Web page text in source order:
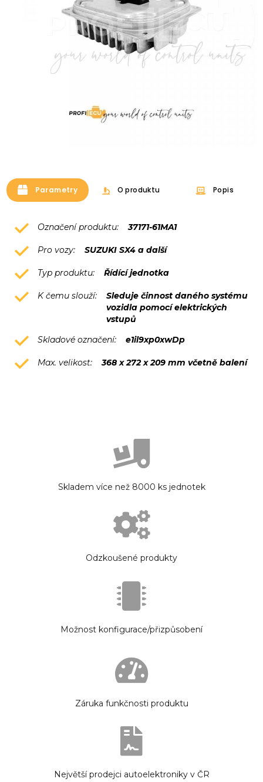
Parametry O produktu Popis
Označení produktu: 37171-61MA1
Pro vozy: SUZUKI SX4 a další
Typ produktu: Řídící jednotka
K čemu slouží:
Sleduje činnost daného systému
vozidla pomocí elektrických
vstupů
Skladové označení:
e1il9xp0xwDp
Max. velikost: 368 x 272 x 209 mm včetně balení
Skladem více než 8000 ks jednotek
Odzkoušené produkty
Možnost konfigurace/přizpůsobení
Záruka funkčnosti produktu
Největší prodejci autoelektroniky v ČR